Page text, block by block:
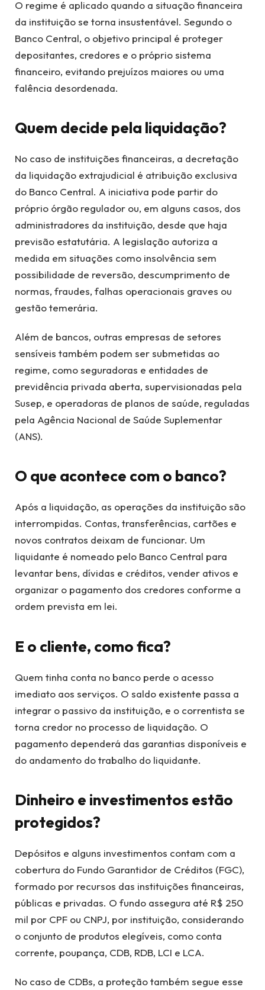
O regime é aplicado quando a situação financeira
da instituição se torna insustentável. Segundo o
Banco Central, o objetivo principal é proteger
depositantes, credores e o próprio sistema
financeiro, evitando prejuízos maiores ou uma
falência desordenada.
Quem decide pela liquidação?
No caso de instituições financeiras, a decretação
da liquidação extrajudicial é atribuição exclusiva
do Banco Central. A iniciativa pode partir do
próprio órgão regulador ou, em alguns casos, dos
administradores da instituição, desde que haja
previsão estatutária. A legislação autoriza a
medida em situações como insolvência sem
possibilidade de reversão, descumprimento de
normas, fraudes, falhas operacionais graves ou
gestão temerária.
Além de bancos, outras empresas de setores
sensíveis também podem ser submetidas ao
regime, como seguradoras e entidades de
previdência privada aberta, supervisionadas pela
Susep, e operadoras de planos de saúde, reguladas
pela Agência Nacional de Saúde Suplementar
(ANS).
O que acontece com o banco?
Após a liquidação, as operações da instituição são
interrompidas. Contas, transferências, cartões e
novos contratos deixam de funcionar. Um
liquidante é nomeado pelo Banco Central para
levantar bens, dívidas e créditos, vender ativos e
organizar o pagamento dos credores conforme a
ordem prevista em lei.
E o cliente, como fica?
Quem tinha conta no banco perde o acesso
imediato aos serviços. O saldo existente passa a
integrar o passivo da instituição, e o correntista se
torna credor no processo de liquidação. O
pagamento dependerá das garantias disponíveis e
do andamento do trabalho do liquidante.
Dinheiro e investimentos estão
protegidos?
Depósitos e alguns investimentos contam com a
cobertura do Fundo Garantidor de Créditos (FGC),
formado por recursos das instituições financeiras,
públicas e privadas. O fundo assegura até R$ 250
mil por CPF ou CNPJ, por instituição, considerando
o conjunto de produtos elegíveis, como conta
corrente, poupança, CDB, RDB, LCI e LCA.
No caso de CDBs, a proteção também segue esse